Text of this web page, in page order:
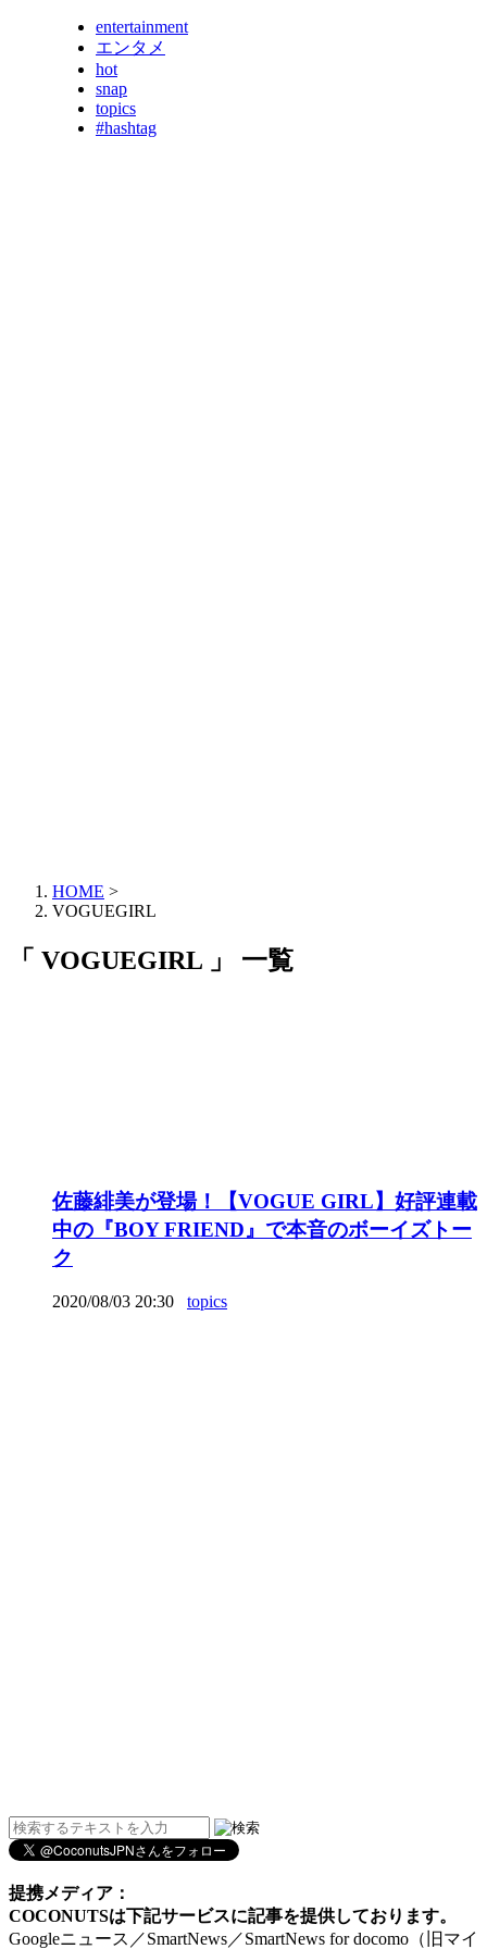
entertainment
エンタメ
hot
snap
topics
#hashtag
HOME >
VOGUEGIRL
「 VOGUEGIRL 」 一覧
佐藤緋美が登場！【VOGUE GIRL】好評連載
中の『BOY FRIEND』で本音のボーイズトー
ク
2020/08/03 20:30 topics
提携メディア：
COCONUTSは下記サービスに記事を提供しております。
Googleニュース／SmartNews／SmartNews for docomo（旧マイ